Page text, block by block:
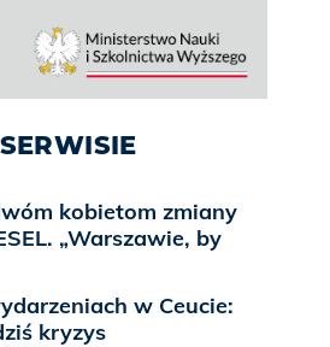
kobietom zmiany
„Warszawie, by
w Ceucie:
kryzys